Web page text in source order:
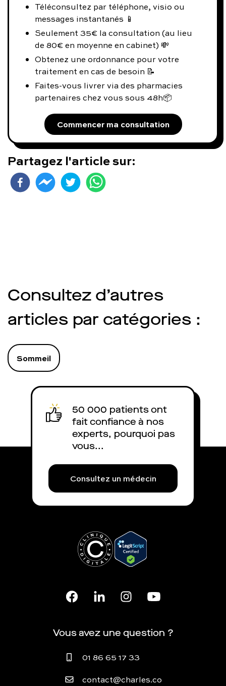
Téléconsultez par téléphone, visio ou
messages instantanés 📱
Seulement 35€ la consultation (au lieu
de 80€ en moyenne en cabinet) 💸
Obtenez une ordonnance pour votre
traitement en cas de besoin 📝
Faites-vous livrer via des pharmacies
partenaires chez vous sous 48h📦
Commencer ma consultation
Partagez l'article sur:
Consultez d’autres
articles par catégories :
Sommeil
50 000 patients ont
fait confiance à nos
experts, pourquoi pas
vous...
Consultez un médecin
Vous avez une question ?
01 86 65 17 33
contact@charles.co